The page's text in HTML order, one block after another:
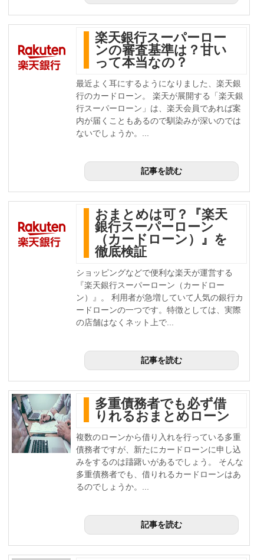
楽天銀行スーパーロー
ンの審査基準は？甘い
って本当なの？
最近よく耳にするようになりました、楽天銀
行のカードローン。 楽天が展開する「楽天銀
行スーパーローン」は、楽天会員であれば案
内が届くこともあるので馴染みが深いのでは
ないでしょうか。...
記事を読む
おまとめは可？『楽天
銀行スーパーローン
（カードローン）』を
徹底検証
ショッピングなどで便利な楽天が運営する
『楽天銀行スーパーローン（カードロー
ン）』。 利用者が急増していて人気の銀行カ
ードローンの一つです。特徴としては、実際
の店舗はなくネット上で...
記事を読む
多重債務者でも必ず借
りれるおまとめローン
複数のローンから借り入れを行っている多重
債務者ですが、新たにカードローンに申し込
みをするのは躊躇いがあるでしょう。 そんな
多重債務者でも、借りれるカードローンはあ
るのでしょうか。...
記事を読む